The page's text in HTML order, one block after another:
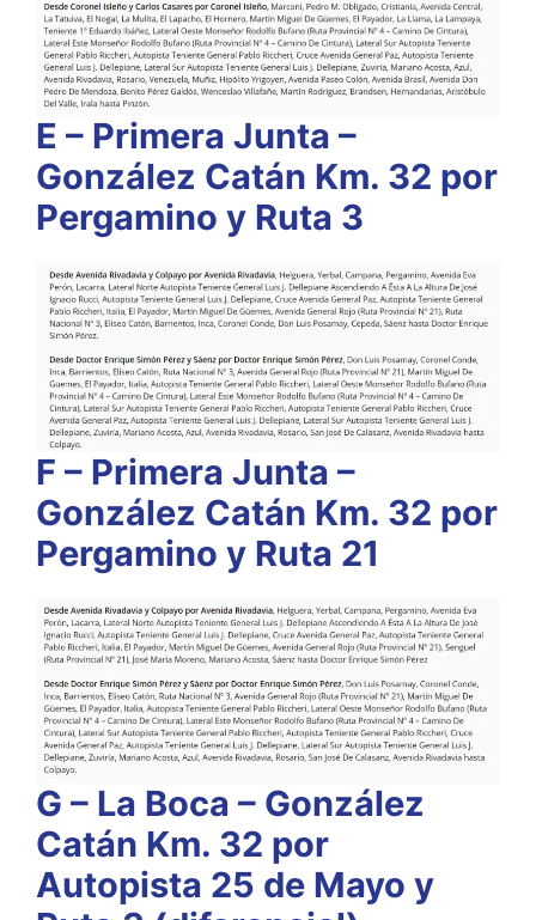
E – Primera Junta –
González Catán Km. 32 por
Pergamino y Ruta 3
F – Primera Junta –
González Catán Km. 32 por
Pergamino y Ruta 21
G – La Boca – González
Catán Km. 32 por
Autopista 25 de Mayo y